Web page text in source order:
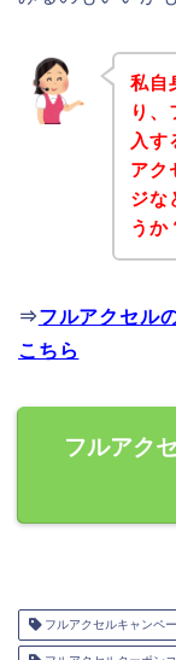
私自
り、
入す
アク
ジな
うか
⇒フルアクセル
こちら
フルアク
フルアクセルキャンペ